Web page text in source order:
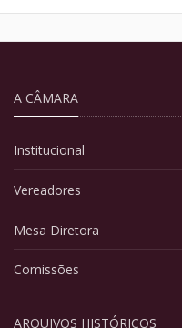
A CÂMARA
Institucional
Vereadores
Mesa Diretora
Comissões
ARQUIVOS HISTÓRICOS